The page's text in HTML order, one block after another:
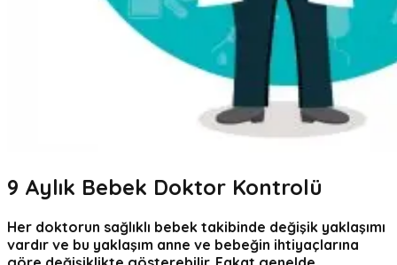
9 Aylık Bebek Doktor Kontrolü
Her doktorun sağlıklı bebek takibinde değişik yaklaşımı
vardır ve bu yaklaşım anne ve bebeğin ihtiyaçlarına